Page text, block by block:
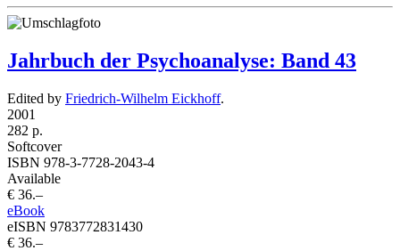
Jahrbuch der Psychoanalyse: Band 43
Edited by Friedrich-Wilhelm Eickhoff.
2001
282 p.
Softcover
ISBN 978-3-7728-2043-4
Available
€ 36.–
eBook
eISBN 9783772831430
€ 36.–